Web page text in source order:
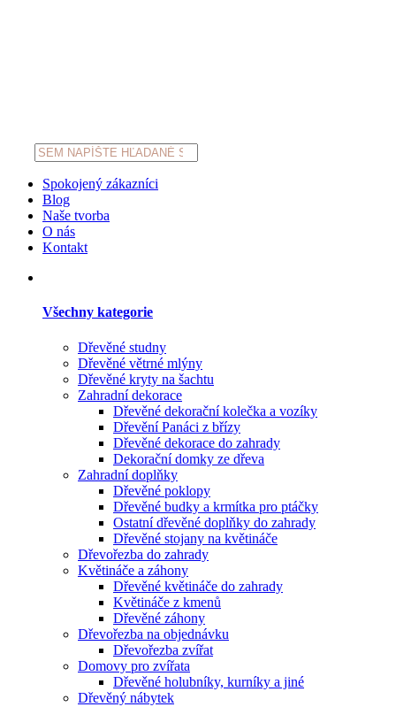
Products
search
Spokojený zákazníci
Blog
Naše tvorba
O nás
Kontakt
Všechny kategorie
Dřevěné studny
Dřevěné větrné mlýny
Dřevěné kryty na šachtu
Zahradní dekorace
Dřevěné dekorační kolečka a vozíky
Dřevění Panáci z břízy
Dřevěné dekorace do zahrady
Dekorační domky ze dřeva
Zahradní doplňky
Dřevěné poklopy
Dřevěné budky a krmítka pro ptáčky
Ostatní dřevěné doplňky do zahrady
Dřevěné stojany na květináče
Dřevořezba do zahrady
Květináče a záhony
Dřevěné květináče do zahrady
Květináče z kmenů
Dřevěné záhony
Dřevořezba na objednávku
Dřevořezba zvířat
Domovy pro zvířata
Dřevěné holubníky, kurníky a jiné
Dřevěný nábytek